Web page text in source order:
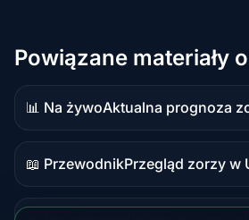
Powiązane materiały
📊 Na żywo
Dane
na
żywo
Aktualna prognoza
📖 Przewodnik
Treść
Przegląd zorzy w